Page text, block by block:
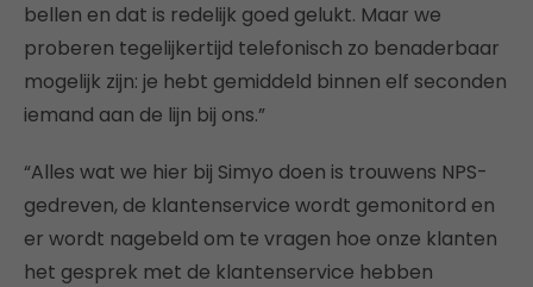
bellen en dat is redelijk goed gelukt. Maar we
proberen tegelijkertijd telefonisch zo benaderbaar
mogelijk zijn: je hebt gemiddeld binnen elf seconden
iemand aan de lijn bij ons.”
“Alles wat we hier bij Simyo doen is trouwens NPS-
gedreven, de klantenservice wordt gemonitord en
er wordt nagebeld om te vragen hoe onze klanten
het gesprek met de klantenservice hebben